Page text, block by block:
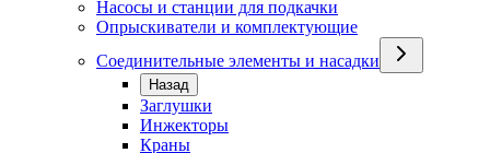
Насосы и станции для подкачки
Опрыскиватели и комплектующие
Соединительные элементы и насадки
Назад
Заглушки
Инжекторы
Краны